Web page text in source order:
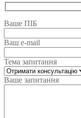
Ваше ПІБ
Ваш e-mail
Тема запитання
Ваше запитання